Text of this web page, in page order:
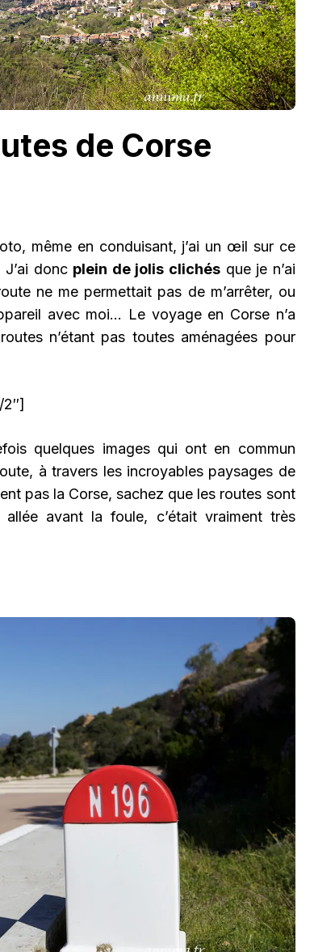
de Corse
même en conduisant, j’ai un œil sur ce
donc plein de jolis clichés que je n’ai
ne me permettait pas de m’arrêter, ou
avec moi… Le voyage en Corse n’a
n’étant pas toutes aménagées pour
quelques images qui ont en commun
à travers les incroyables paysages de
pas la Corse, sachez que les routes sont
avant la foule, c’était vraiment très